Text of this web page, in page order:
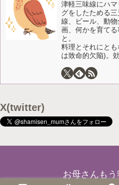
津軽三味線にハ
グをしたためる
線、ビール、動
画、何かを育て
と。
料理とそれにと
は致命的欠陥)。
X(twitter)
お母さんも